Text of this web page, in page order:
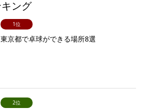
ング
1位
東京都で卓球ができる場所8選
2位